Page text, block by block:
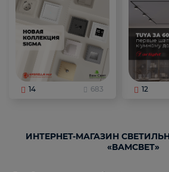
14 683 12
ИНТЕРНЕТ-МАГАЗИН
«ВАМСВЕТ»